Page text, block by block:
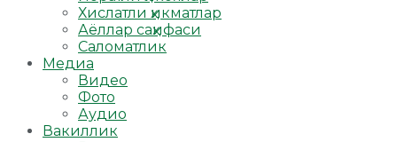
Хислатли ҳикматлар
Аёллар саҳифаси
Саломатлик
Медиа
Видео
Фото
Аудио
Вакиллик